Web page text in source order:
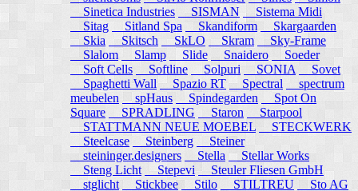
Sinetica Industries
SISMAN
Sistema Midi
Sitag
Sitland Spa Skandiform
Skargaarden
Skia
Skitsch SkLO Skram
Sky-Frame
Slalom
Slamp Slide Snaidero
Soeder
Soft Cells
Softline Solpuri SONIA
Sovet
Spaghetti Wall
Spazio RT Spectral
spectrum
meubelen
spHaus Spindegarden
Spot On
Square
SPRADLING Staron
Starpool
STATTMANN NEUE MOEBEL
STECKWERK
Steelcase
Steinberg
Steiner
steininger.designers
Stella Stellar Works
Steng Licht
Stepevi
Steuler Fliesen GmbH
stglicht
Stickbee Stilo STILTREU
Sto AG